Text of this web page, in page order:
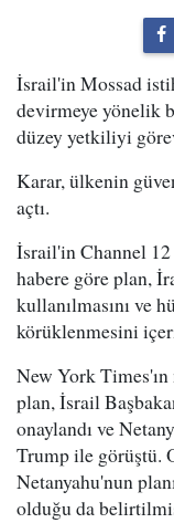
İsrail'in Mossad
devirmeye yönelik
düzey yetkiliyi
Karar, ülkenin
açtı.
İsrail'in Channel 12
habere göre plan,
kullanılmasını ve
körüklenmesini
New York Times'ın
plan, İsrail
onaylandı ve
Trump ile görüştü.
Netanyahu'nun
olduğu da